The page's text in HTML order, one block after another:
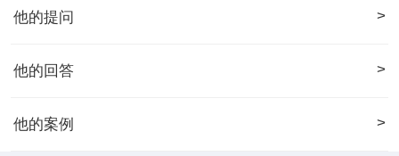
他的提问 >
他的回答 >
他的案例 >